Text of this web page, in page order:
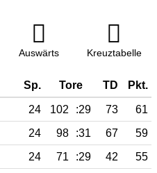
Auswärts Kreuztabelle
Sp. Tore TD Pkt.
24 102 :29 73
61
24 98 :31 67
59
24 71 :29 42
55